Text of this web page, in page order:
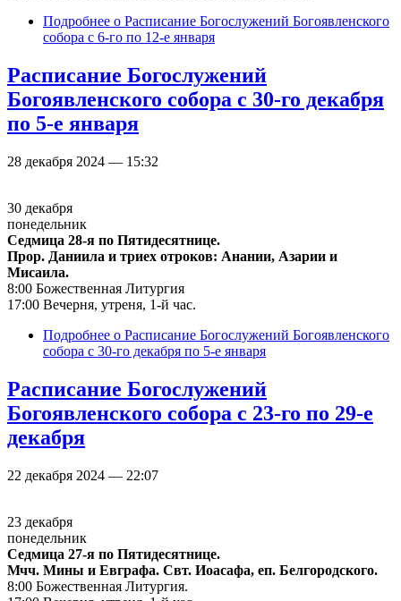
Подробнее о Расписание Богослужений Богоявленского
собора с 6-го по 12-е января
Расписание Богослужений
Богоявленского собора с 30-го декабря
по 5-е января
28 декабря 2024 — 15:32
30 декабря
понедельник
Седмица 28-я по Пятидесятнице.
Прор. Даниила и триех отроков: Анании, Азарии и
Мисаила.
8:00 Божественная Литургия
17:00 Вечерня, утреня, 1-й час.
Подробнее о Расписание Богослужений Богоявленского
собора с 30-го декабря по 5-е января
Расписание Богослужений
Богоявленского собора с 23-го по 29-е
декабря
22 декабря 2024 — 22:07
23 декабря
понедельник
Седмица 27-я по Пятидесятнице.
Мчч. Мины и Евграфа. Свт. Иоасафа, еп. Белгородского.
8:00 Божественная Литургия.